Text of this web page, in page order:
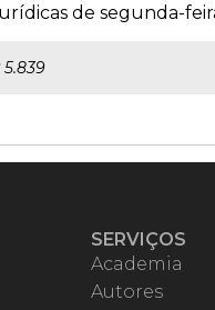
de segunda-
5.839
SERVIÇOS
Academia
Autores